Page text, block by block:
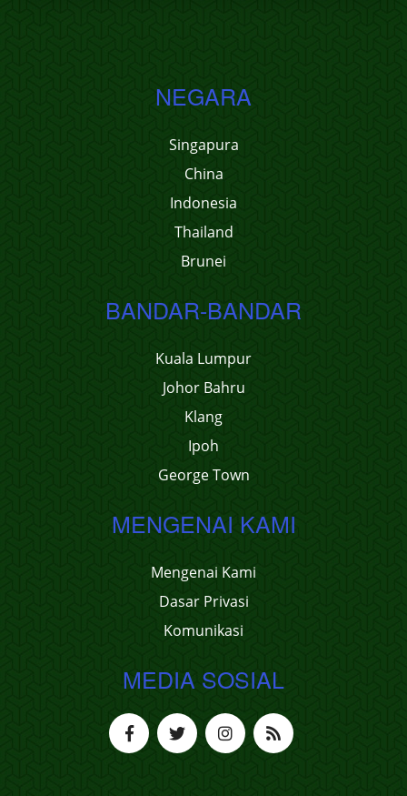
NEGARA
Singapura
China
Indonesia
Thailand
Brunei
BANDAR-BANDAR
Kuala Lumpur
Johor Bahru
Klang
Ipoh
George Town
MENGENAI KAMI
Mengenai Kami
Dasar Privasi
Komunikasi
MEDIA SOSIAL